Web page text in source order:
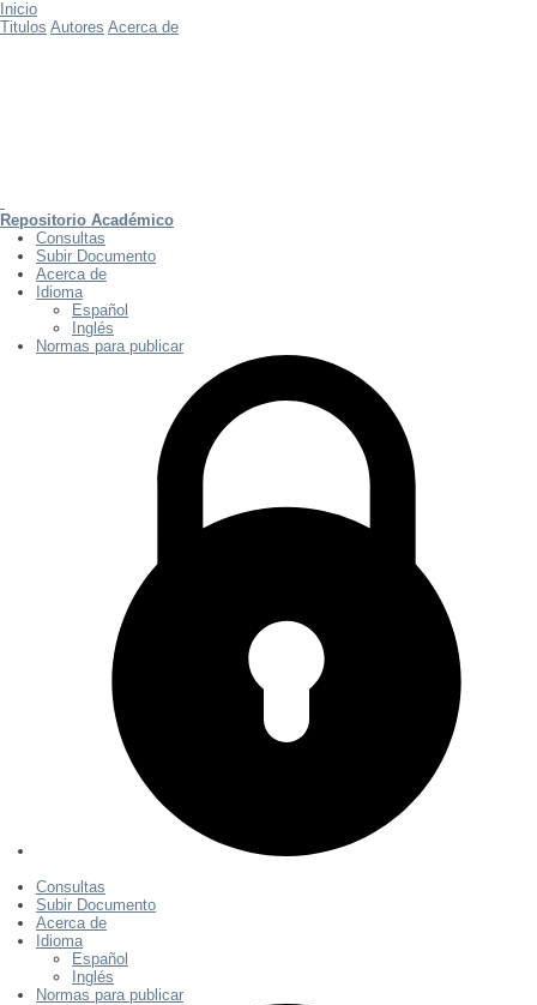
Inicio
Titulos Autores Acerca de
Repositorio Académico
Consultas
Subir Documento
Acerca de
Idioma
Español
Inglés
Normas para publicar
Consultas
Subir Documento
Acerca de
Idioma
Español
Inglés
Normas para publicar